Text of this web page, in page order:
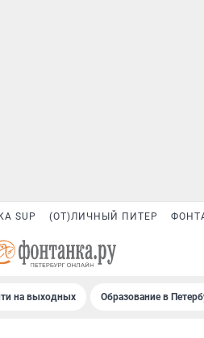
SUP (ОТ)ЛИЧНЫЙ ПИТЕР
на выходных Образование в